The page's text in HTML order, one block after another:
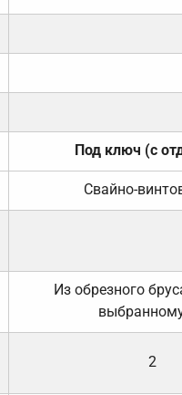
Под ключ (с
Свайно-
Из обрезного
2